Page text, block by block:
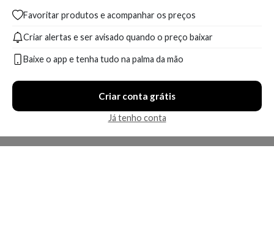
Favoritar produtos e acompanhar os preços
Criar alertas e ser avisado quando o preço baixar
Baixe o app e tenha tudo na palma da mão
Criar conta grátis
Já tenho conta